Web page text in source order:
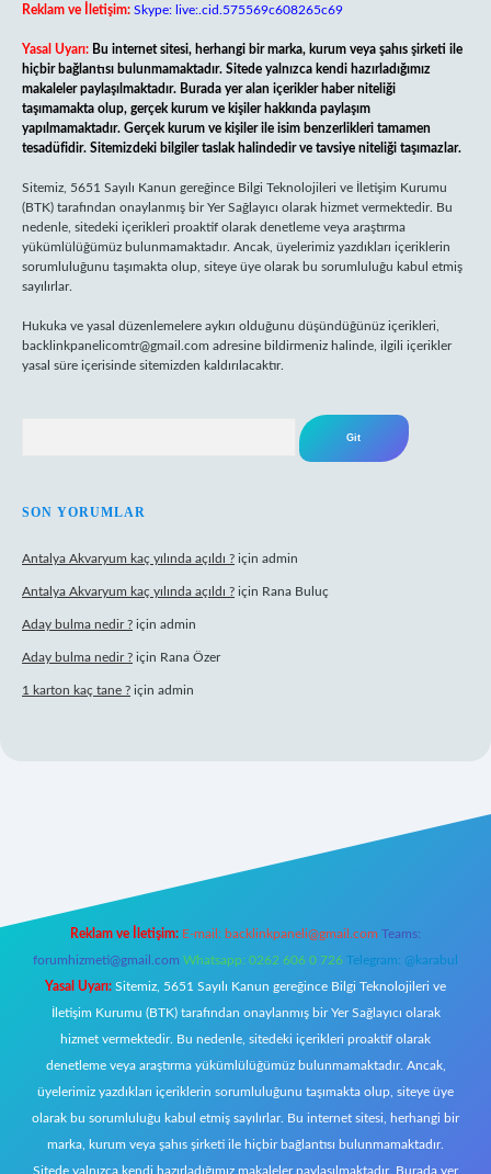
Reklam ve İletişim: Skype: live:.cid.575569c608265c69
Yasal Uyarı: Bu internet sitesi, herhangi bir marka, kurum veya şahıs şirketi ile
hiçbir bağlantısı bulunmamaktadır. Sitede yalnızca kendi hazırladığımız
makaleler paylaşılmaktadır. Burada yer alan içerikler haber niteliği
taşımamakta olup, gerçek kurum ve kişiler hakkında paylaşım
yapılmamaktadır. Gerçek kurum ve kişiler ile isim benzerlikleri tamamen
tesadüfidir. Sitemizdeki bilgiler taslak halindedir ve tavsiye niteliği taşımazlar.
Sitemiz, 5651 Sayılı Kanun gereğince Bilgi Teknolojileri ve İletişim Kurumu
(BTK) tarafından onaylanmış bir Yer Sağlayıcı olarak hizmet vermektedir. Bu
nedenle, sitedeki içerikleri proaktif olarak denetleme veya araştırma
yükümlülüğümüz bulunmamaktadır. Ancak, üyelerimiz yazdıkları içeriklerin
sorumluluğunu taşımakta olup, siteye üye olarak bu sorumluluğu kabul etmiş
sayılırlar.
Hukuka ve yasal düzenlemelere aykırı olduğunu düşündüğünüz içerikleri,
backlinkpanelicomtr@gmail.com adresine bildirmeniz halinde, ilgili içerikler
yasal süre içerisinde sitemizden kaldırılacaktır.
SON YORUMLAR
Antalya Akvaryum kaç yılında açıldı ? için admin
Antalya Akvaryum kaç yılında açıldı ? için Rana Buluç
Aday bulma nedir ? için admin
Aday bulma nedir ? için Rana Özer
1 karton kaç tane ? için admin
Reklam ve İletişim: E-mail: backlinkpaneli@gmail.com Teams:
forumhizmeti@gmail.com Whatsapp: 0262 606 0 726 Telegram: @karabul
Yasal Uyarı: Sitemiz, 5651 Sayılı Kanun gereğince Bilgi Teknolojileri ve
İletişim Kurumu (BTK) tarafından onaylanmış bir Yer Sağlayıcı olarak
hizmet vermektedir. Bu nedenle, sitedeki içerikleri proaktif olarak
denetleme veya araştırma yükümlülüğümüz bulunmamaktadır. Ancak,
üyelerimiz yazdıkları içeriklerin sorumluluğunu taşımakta olup, siteye üye
olarak bu sorumluluğu kabul etmiş sayılırlar. Bu internet sitesi, herhangi bir
marka, kurum veya şahıs şirketi ile hiçbir bağlantısı bulunmamaktadır.
Sitede yalnızca kendi hazırladığımız makaleler paylaşılmaktadır. Burada yer